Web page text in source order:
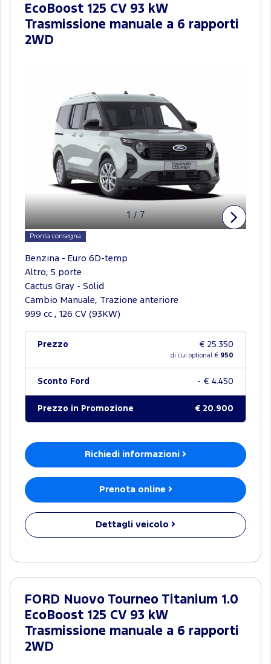
EcoBoost 125 CV 93 kW
Trasmissione manuale a 6 rapporti
2WD
1/7
Pronta consegna
Benzina - Euro 6D-temp
Altro, 5 porte
Cactus Gray - Solid
Cambio Manuale, Trazione anteriore
999 cc , 126 CV (93KW)
Prezzo € 25.350
di cui optional € 950
Sconto Ford - € 4.450
Prezzo in Promozione € 20.900
Richiedi informazioni
Prenota online
Dettagli veicolo
FORD Nuovo Tourneo Titanium 1.0
EcoBoost 125 CV 93 kW
Trasmissione manuale a 6 rapporti
2WD